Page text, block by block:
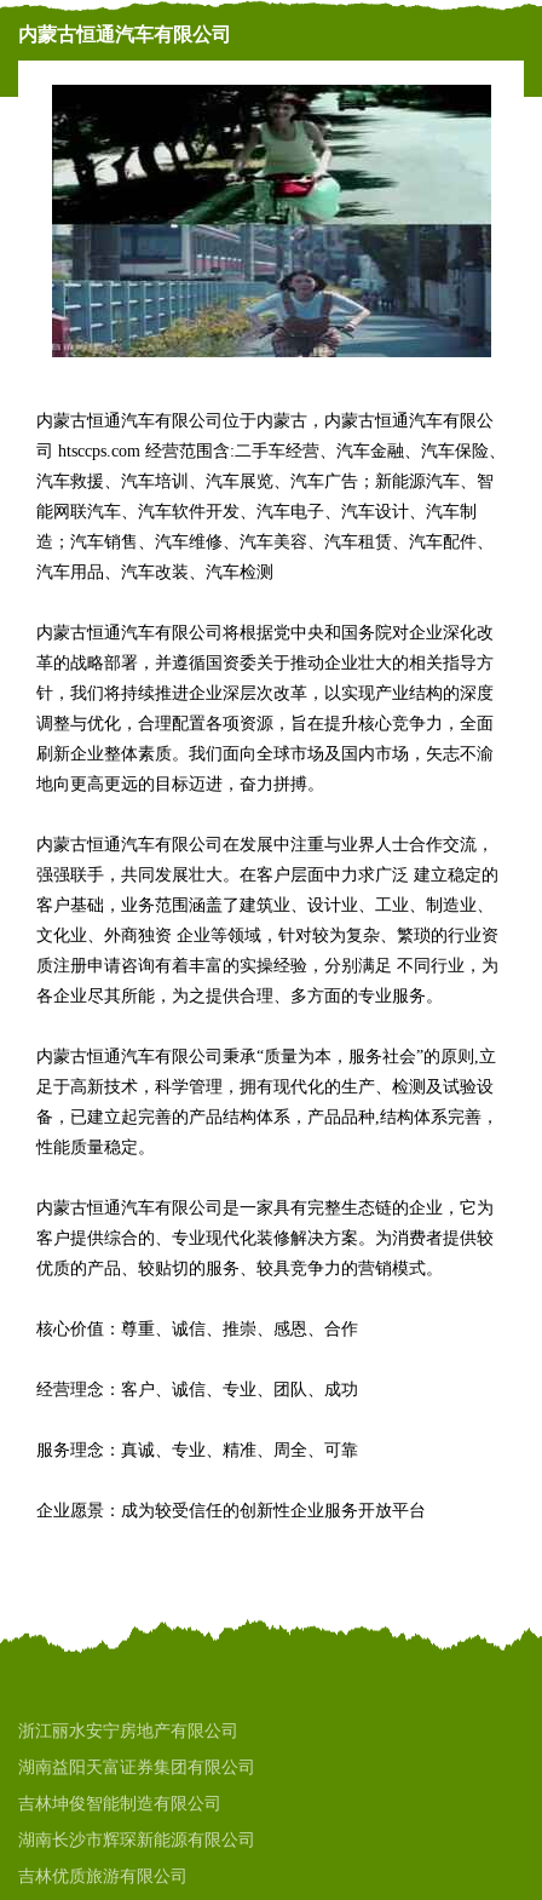
内蒙古恒通汽车有限公司
内蒙古恒通汽车有限公司位于内蒙古，内蒙古恒通汽车有限公
司 htsccps.com 经营范围含:二手车经营、汽车金融、汽车保险、
汽车救援、汽车培训、汽车展览、汽车广告；新能源汽车、智
能网联汽车、汽车软件开发、汽车电子、汽车设计、汽车制
造；汽车销售、汽车维修、汽车美容、汽车租赁、汽车配件、
汽车用品、汽车改装、汽车检测
内蒙古恒通汽车有限公司将根据党中央和国务院对企业深化改
革的战略部署，并遵循国资委关于推动企业壮大的相关指导方
针，我们将持续推进企业深层次改革，以实现产业结构的深度
调整与优化，合理配置各项资源，旨在提升核心竞争力，全面
刷新企业整体素质。我们面向全球市场及国内市场，矢志不渝
地向更高更远的目标迈进，奋力拼搏。
内蒙古恒通汽车有限公司在发展中注重与业界人士合作交流，
强强联手，共同发展壮大。在客户层面中力求广泛 建立稳定的
客户基础，业务范围涵盖了建筑业、设计业、工业、制造业、
文化业、外商独资 企业等领域，针对较为复杂、繁琐的行业资
质注册申请咨询有着丰富的实操经验，分别满足 不同行业，为
各企业尽其所能，为之提供合理、多方面的专业服务。
内蒙古恒通汽车有限公司秉承“质量为本，服务社会”的原则,立
足于高新技术，科学管理，拥有现代化的生产、检测及试验设
备，已建立起完善的产品结构体系，产品品种,结构体系完善，
性能质量稳定。
内蒙古恒通汽车有限公司是一家具有完整生态链的企业，它为
客户提供综合的、专业现代化装修解决方案。为消费者提供较
优质的产品、较贴切的服务、较具竞争力的营销模式。
核心价值：尊重、诚信、推崇、感恩、合作
经营理念：客户、诚信、专业、团队、成功
服务理念：真诚、专业、精准、周全、可靠
企业愿景：成为较受信任的创新性企业服务开放平台
浙江丽水安宁房地产有限公司
湖南益阳天富证券集团有限公司
吉林坤俊智能制造有限公司
湖南长沙市辉琛新能源有限公司
吉林优质旅游有限公司